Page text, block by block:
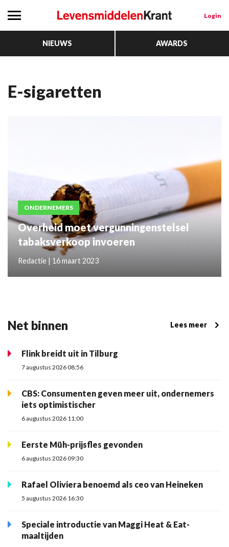
Login
NIEUWS AWARDS
e-sigaretten
ONDERNEMERS
Overheid moet vergunningenstelsel
tabaksverkoop invoeren
Redactie | 16 maart 2023
Net binnen Lees meer
Flink breidt uit in Tilburg
7 augustus 2026 08:56
CBS: Consumenten geven meer uit, ondernemers
iets optimistischer
6 augustus 2026 11:00
Eerste Müh-prijsfles gevonden
6 augustus 2026 09:30
Rafael Oliviera benoemd als ceo van Heineken
5 augustus 2026 16:30
Speciale introductie van Maggi Heat & Eat-
maaltijden